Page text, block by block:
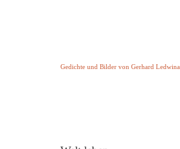
Gedichte und Bilder von Gerhard Ledwina